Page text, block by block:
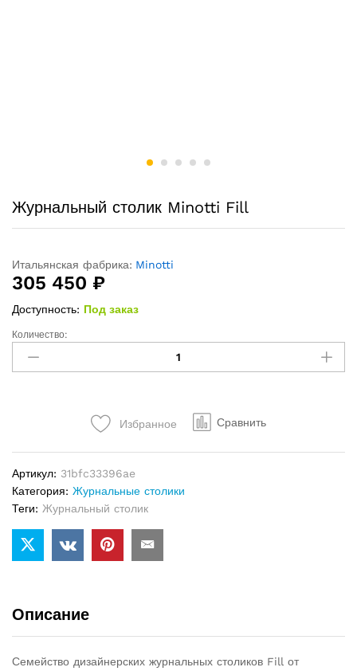
Журнальный столик Minotti Fill
Итальянская фабрика: Minotti
305 450 ₽
Доступность: Под заказ
Журнальный
столик
Minotti
Количество:
Избранное Сравнить
Артикул: 31bfc33396ae
Категория: Журнальные столики
Теги: Журнальный столик
Описание
Семейство дизайнерских журнальных столиков Fill от